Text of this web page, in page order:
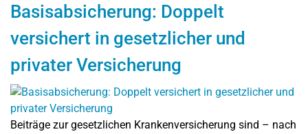
Basisabsicherung: Doppelt
versichert in gesetzlicher und
privater Versicherung
Beiträge zur gesetzlichen Krankenversicherung sind – nach